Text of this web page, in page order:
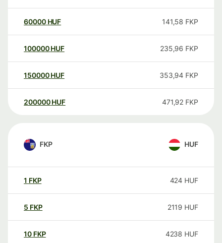
60000 HUF 141,58 FKP
100000 HUF 235,96 FKP
150000 HUF 353,94 FKP
200000 HUF 471,92 FKP
FKP HUF
1 FKP 424 HUF
5 FKP 2119 HUF
10 FKP 4238 HUF